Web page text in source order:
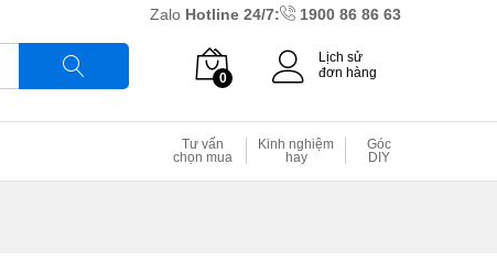
Zalo Hotline 24/7: 1900 86 86 63
0
Lịch sử
đơn hàng
Tư vấn
chọn mua
Kinh nghiệm
hay
Góc
DIY